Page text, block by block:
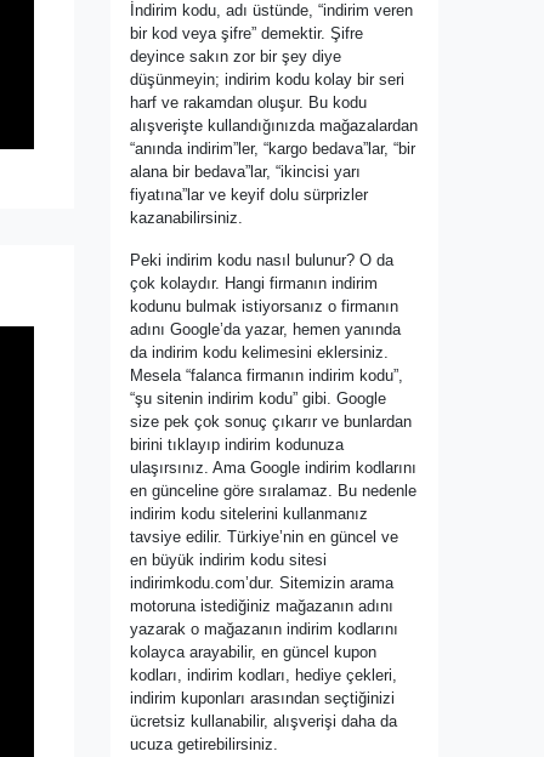
İndirim kodu, adı üstünde, “indirim veren
bir kod veya şifre” demektir. Şifre
deyince sakın zor bir şey diye
düşünmeyin; indirim kodu kolay bir seri
harf ve rakamdan oluşur. Bu kodu
alışverişte kullandığınızda mağazalardan
“anında indirim”ler, “kargo bedava”lar, “bir
alana bir bedava”lar, “ikincisi yarı
fiyatına”lar ve keyif dolu sürprizler
kazanabilirsiniz.
Peki indirim kodu nasıl bulunur? O da
çok kolaydır. Hangi firmanın indirim
kodunu bulmak istiyorsanız o firmanın
adını Google’da yazar, hemen yanında
da indirim kodu kelimesini eklersiniz.
Mesela “falanca firmanın indirim kodu”,
“şu sitenin indirim kodu” gibi. Google
size pek çok sonuç çıkarır ve bunlardan
birini tıklayıp indirim kodunuza
ulaşırsınız. Ama Google indirim kodlarını
en günceline göre sıralamaz. Bu nedenle
indirim kodu sitelerini kullanmanız
tavsiye edilir. Türkiye’nin en güncel ve
en büyük indirim kodu sitesi
indirimkodu.com’dur. Sitemizin arama
motoruna istediğiniz mağazanın adını
yazarak o mağazanın indirim kodlarını
kolayca arayabilir, en güncel kupon
kodları, indirim kodları, hediye çekleri,
indirim kuponları arasından seçtiğinizi
ücretsiz kullanabilir, alışverişi daha da
ucuza getirebilirsiniz.